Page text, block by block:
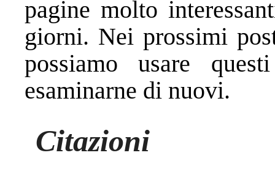
pagine molto
giorni. Nei prossimi
possiamo usare
esaminarne di nuovi.
Citazioni